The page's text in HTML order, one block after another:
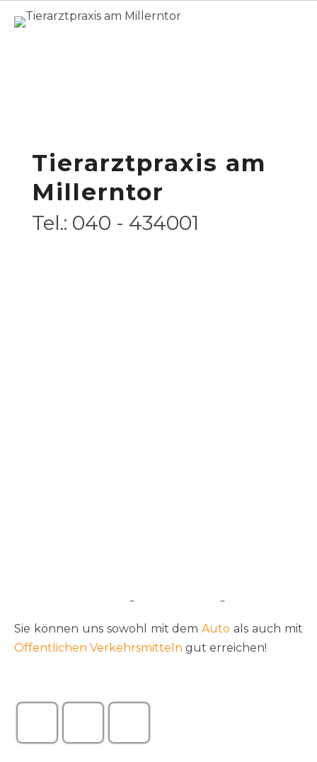
Tierarztpraxis am
Millerntor
Tel.: 040 - 434001
Sie können uns sowohl mit demAuto als auch mit
Öffentlichen Verkehrsmitteln gut erreichen!